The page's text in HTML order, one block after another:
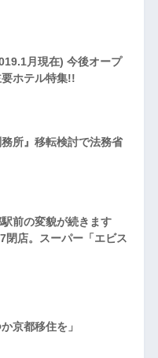
月現在) 今後オープ
ホテル特集!!
所』移転検討で法務省
前の変貌が続きます
閉店。スーパー「エビス
京都移住を」